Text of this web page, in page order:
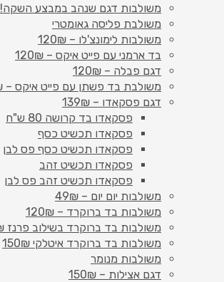
משולבות דגם שנהב במבצע השקה!
משולבת פליסה גאומטרי
משולבות לימונצ'לו – 120₪
בד ארמני עם פייט איקס – 120₪
דגם פבלה – 120₪
משולבת בד פשתן עם פייט איקס – 120₪
דגם פסקאדו – 139₪
פסקאדו בד קרושה 80 ש"ח
פסקאדו תכשיט כסף
פסקאדו תכשיט כסף פס לבן
פסקאדו תכשיט זהב
פסקאדו תכשיט זהב פס לבן
משולבות יום יום – 49₪
משולבות בד ברוקרד – 120₪
משולבות בד ברוקרד בשילוב פרנז 130₪
משולבות בד ברוקרד איטלקי 150₪
משולבות מנומר
דגם אצילות – 150₪